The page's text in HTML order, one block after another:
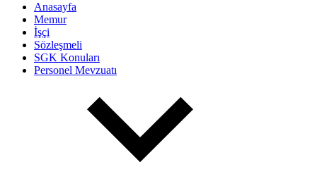
Anasayfa
Memur
İşçi
Sözleşmeli
SGK Konuları
Personel Mevzuatı